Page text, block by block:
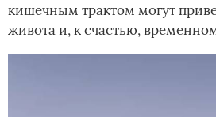
кишечным трактом могут
живота и, к счастью,